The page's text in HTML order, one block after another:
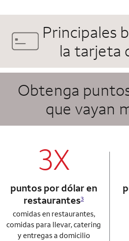
Principales
la tarjeta
Obtenga
que vayan
3X
puntos por dólar en
restaurantes3
comidas en restaurantes,
comidas para llevar, catering
y entregas a domicilio